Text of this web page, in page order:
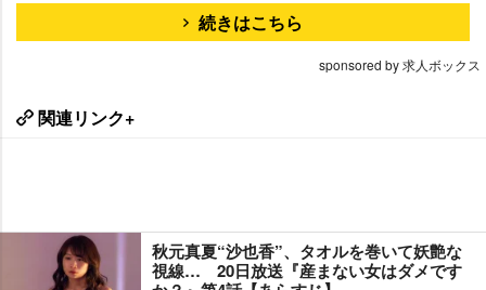
続きはこちら
sponsored by 求人ボックス
関連リンク+
秋元真夏“沙也香”、タオルを巻いて妖艶な
視線… 20日放送『産まない女はダメです